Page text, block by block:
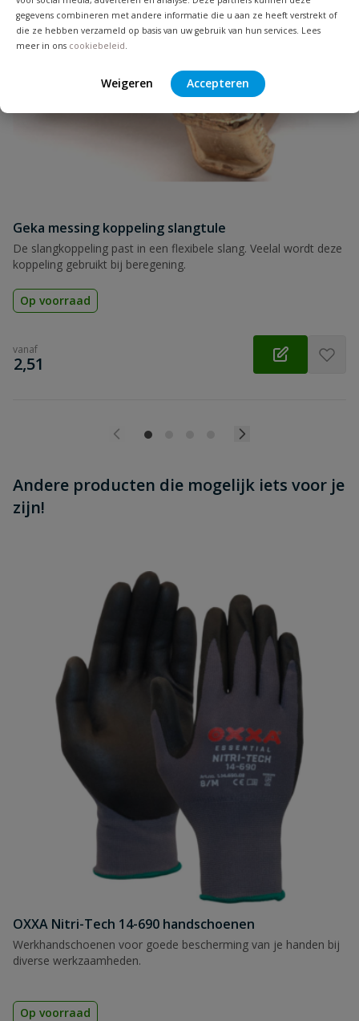
gegevens combineren met andere informatie die u aan ze heeft verstrekt of
die ze hebben verzameld op basis van uw gebruik van hun services. Lees
meer in ons cookiebeleid.
Weigeren Accepteren
Naam
Samenvatting
Beoordeling versturen
Geka messing koppeling slangtule
De slangkoppeling past in een flexibele slang. Veelal wordt deze
koppeling gebruikt bij beregening.
Op voorraad
vanaf
€
2,51
Andere producten die mogelijk iets voor je
zijn!
OXXA Nitri-Tech 14-690 handschoenen
Werkhandschoenen voor goede bescherming van je handen bij
diverse werkzaamheden.
Op voorraad